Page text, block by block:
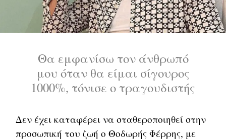
Θα εμφανίσω τον άνθρωπό
μου όταν θα είμαι σίγουρος
1000%, τόνισε ο τραγουδιστής
Δεν έχει καταφέρει να σταθεροποιηθεί στην
προσωπική του ζωή ο Θοδωρής Φέρρης, με